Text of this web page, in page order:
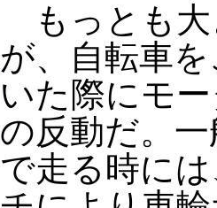
もっとも大
が、自転車
いた際にモ
の反動だ。
で走る時に